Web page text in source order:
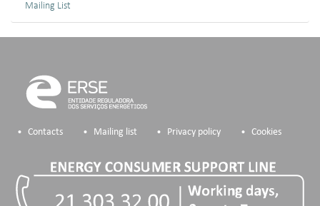
Mailing List
Contacts Mailing list Privacy policy Cookies